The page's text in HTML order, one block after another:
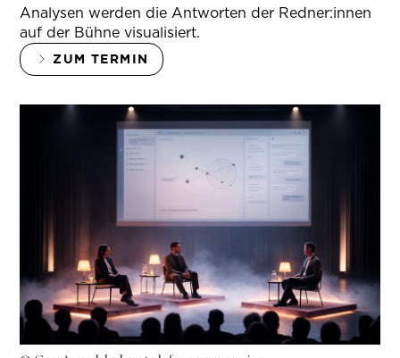
Analysen werden die Antworten der Redner:innen
auf der Bühne visualisiert.
ZUM TERMIN